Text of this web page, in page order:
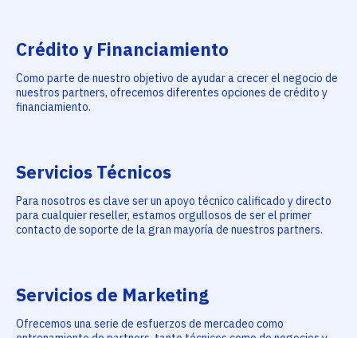
Crédito y Financiamiento
Como parte de nuestro objetivo de ayudar a crecer el negocio de
nuestros partners, ofrecemos diferentes opciones de crédito y
financiamiento.
Servicios Técnicos
Para nosotros es clave ser un apoyo técnico calificado y directo
para cualquier reseller, estamos orgullosos de ser el primer
contacto de soporte de la gran mayoría de nuestros partners.
Servicios de Marketing
Ofrecemos una serie de esfuerzos de mercadeo como